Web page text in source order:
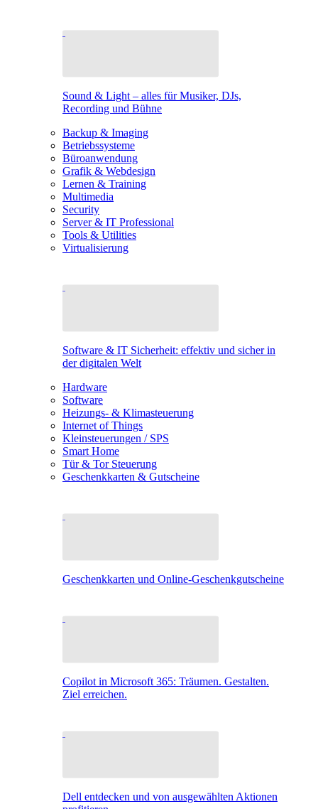
Sound & Light – alles für Musiker, DJs,
Recording und Bühne
Backup & Imaging
Betriebssysteme
Büroanwendung
Grafik & Webdesign
Lernen & Training
Multimedia
Security
Server & IT Professional
Tools & Utilities
Virtualisierung
Software & IT Sicherheit: effektiv und sicher in
der digitalen Welt
Hardware
Software
Heizungs- & Klimasteuerung
Internet of Things
Kleinsteuerungen / SPS
Smart Home
Tür & Tor Steuerung
Geschenkkarten & Gutscheine
Geschenkkarten und Online-Geschenkgutscheine
Copilot in Microsoft 365: Träumen. Gestalten.
Ziel erreichen.
Dell entdecken und von ausgewählten Aktionen